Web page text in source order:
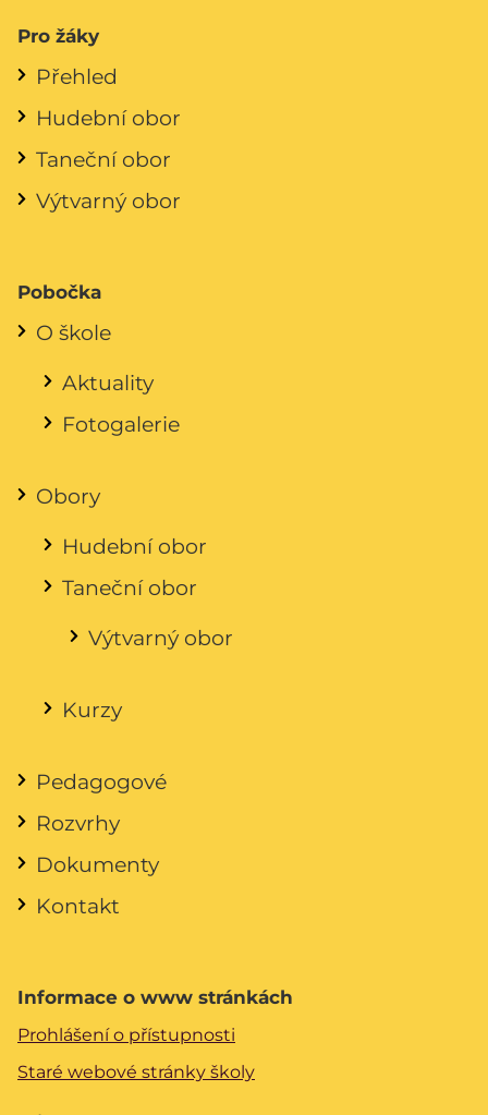
Pro žáky
Přehled
Hudební obor
Taneční obor
Výtvarný obor
Pobočka
O škole
Aktuality
Fotogalerie
Obory
Hudební obor
Taneční obor
Výtvarný obor
Kurzy
Pedagogové
Rozvrhy
Dokumenty
Kontakt
Informace o www stránkách
Prohlášení o přístupnosti
Staré webové stránky školy